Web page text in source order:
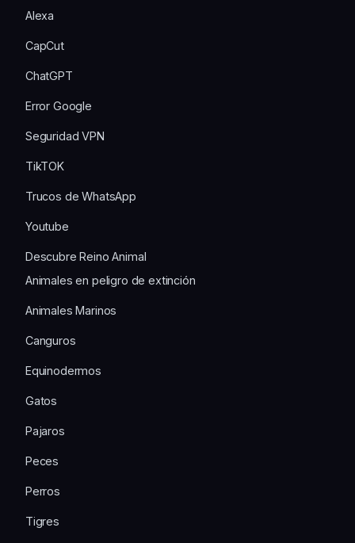
Alexa
CapCut
ChatGPT
Error Google
Seguridad VPN
TikTOK
Trucos de WhatsApp
Youtube
Descubre Reino Animal
Animales en peligro de extinción
Animales Marinos
Canguros
Equinodermos
Gatos
Pajaros
Peces
Perros
Tigres